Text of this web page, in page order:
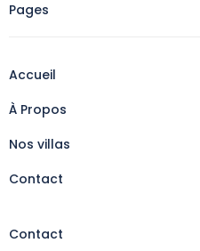
Pages
Accueil
À Propos
Nos villas
Contact
Contact